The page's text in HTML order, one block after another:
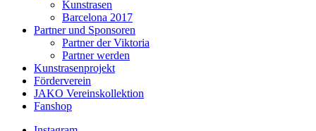
Kunstrasen
Barcelona 2017
Partner und Sponsoren
Partner der Viktoria
Partner werden
Kunstrasenprojekt
Förderverein
JAKO Vereinskollektion
Fanshop